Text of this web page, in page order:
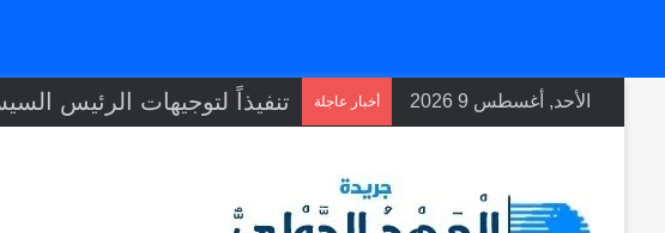
الأحد, أغسطس 9 2026 أخبار عاجلة